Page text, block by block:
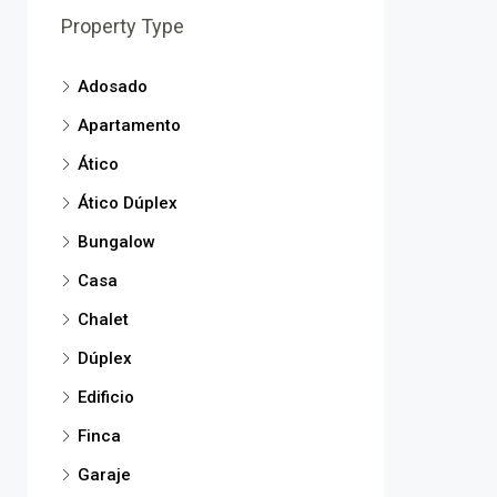
Property Type
Adosado
Apartamento
Ático
Ático Dúplex
Bungalow
Casa
Chalet
Dúplex
Edificio
Finca
Garaje